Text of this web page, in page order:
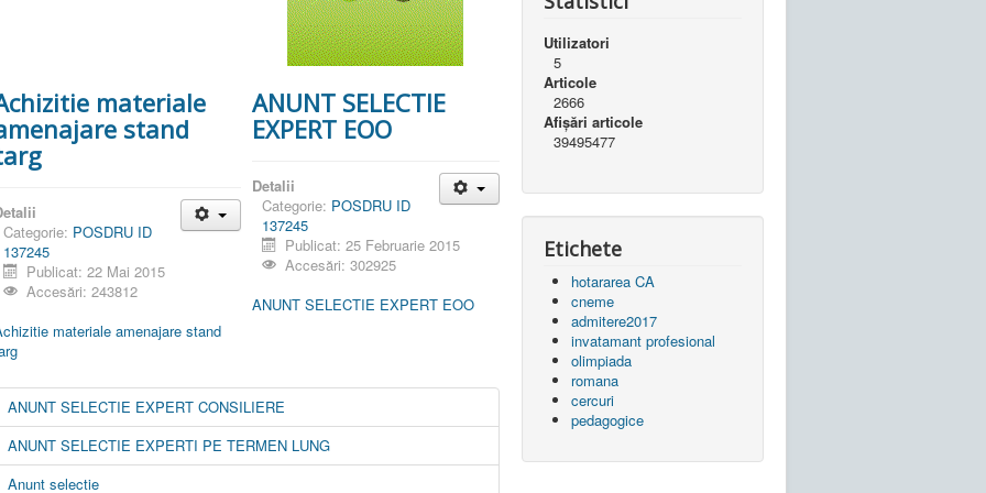
materiale
stand
Categorie: POSDRU ID
137245
Publicat: 22 Mai 2015
Accesări: 243812
materiale amenajare stand
ANUNT SELECTIE
EXPERT EOO
Detalii
Categorie: POSDRU ID
137245
Publicat: 25 Februarie 2015
Accesări: 302925
ANUNT SELECTIE EXPERT EOO
ANUNT SELECTIE EXPERT CONSILIERE
ANUNT SELECTIE EXPERTI PE TERMEN LUNG
Anunt selectie
Utilizatori
5
Articole
2666
Afișări articole
39495477
Etichete
hotararea CA
cneme
admitere2017
invatamant profesional
olimpiada
romana
cercuri
pedagogice